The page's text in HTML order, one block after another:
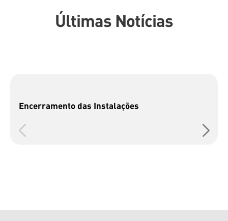
Últimas Notícias
Encerramento das Instalações